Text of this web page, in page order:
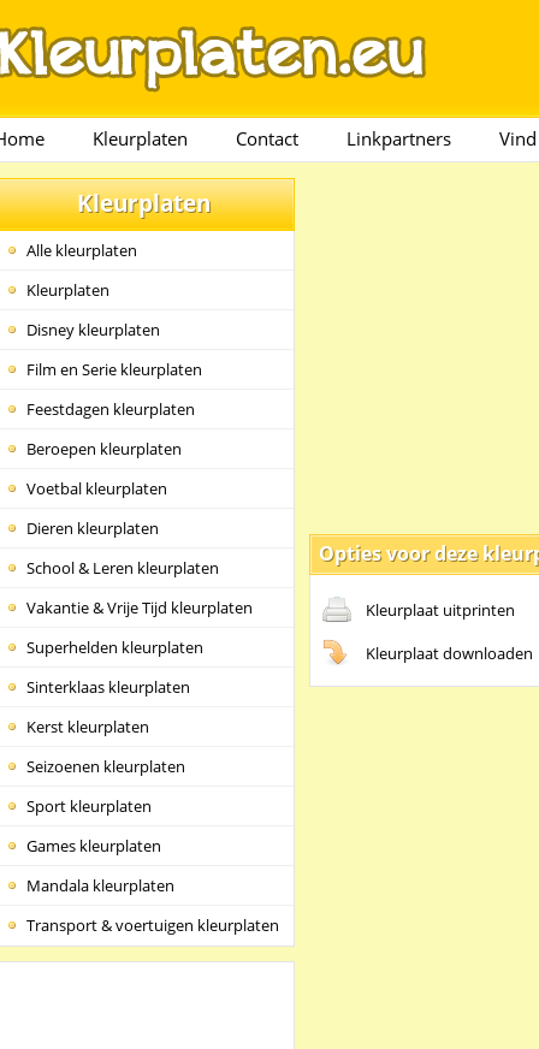
Kleurplaten Contact Linkpartners
Kleurplaten
Alle kleurplaten
Kleurplaten
Disney kleurplaten
Film en Serie kleurplaten
Feestdagen kleurplaten
Beroepen kleurplaten
Voetbal kleurplaten
Dieren kleurplaten
School & Leren kleurplaten
Vakantie & Vrije Tijd kleurplaten
Superhelden kleurplaten
Sinterklaas kleurplaten
Kerst kleurplaten
Seizoenen kleurplaten
Sport kleurplaten
Games kleurplaten
Mandala kleurplaten
Transport & voertuigen kleurplaten
Opties voor deze
Kleurplaat uitprinten
Kleurplaat downloaden